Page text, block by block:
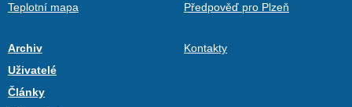
Teplotní mapa
Předpověď pro Plzeň
Archiv
Uživatelé
Články
Kontakty